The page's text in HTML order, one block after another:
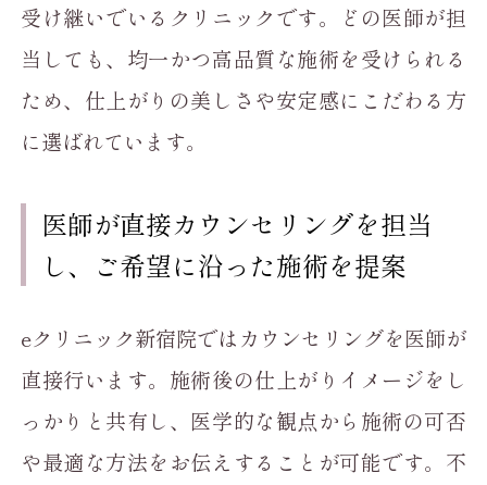
受け継いでいるクリニックです。どの医師が担
当しても、均一かつ高品質な施術を受けられる
ため、仕上がりの美しさや安定感にこだわる方
に選ばれています。
医師が直接カウンセリングを担当
し、ご希望に沿った施術を提案
eクリニック新宿院ではカウンセリングを医師が
直接行います。施術後の仕上がりイメージをし
っかりと共有し、医学的な観点から施術の可否
や最適な方法をお伝えすることが可能です。不